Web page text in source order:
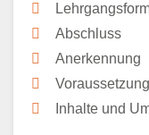
Abschluss
Anerkennung
Inhalte und